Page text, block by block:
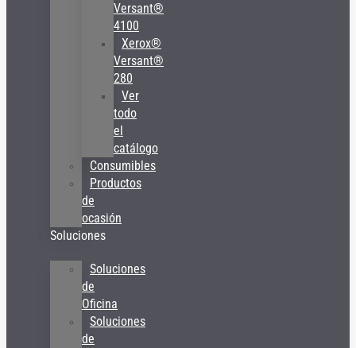
Versant®
4100
Xerox®
Versant®
280
Ver
todo
el
catálogo
Consumibles
Productos
de
ocasión
Soluciones
Soluciones
de
Oficina
Soluciones
de